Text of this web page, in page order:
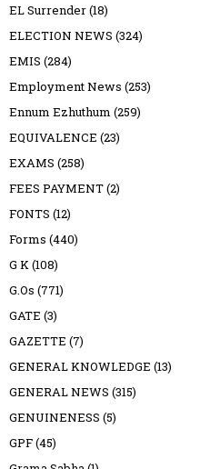
EL Surrender(18)
ELECTION NEWS (324)
EMIS (284)
Employment News (253)
Ennum Ezhuthum (259)
EQUIVALENCE (23)
EXAMS (258)
FEES PAYMENT(2)
FONTS (12)
Forms (440)
G K(108)
G.Os (771)
GATE (3)
GAZETTE (7)
GENERAL KNOWLEDGE (13)
GENERAL NEWS (315)
GENUINENESS (5)
GPF(45)